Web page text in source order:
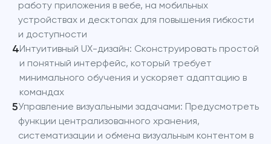
работу приложения в вебе, на мобильных
устройствах и десктопах для повышения гибкости
и доступности
4Интуитивный UX-дизайн: Сконструировать простой
и понятный интерфейс, который требует
минимального обучения и ускоряет адаптацию в
командах
5Управление визуальными задачами: Предусмотреть
функции централизованного хранения,
систематизации и обмена визуальным контентом в